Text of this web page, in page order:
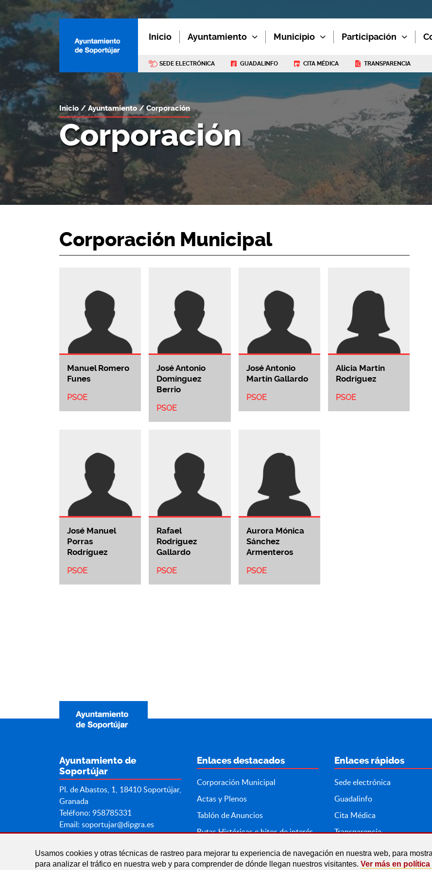
Usamos cookies y otras técnicas de rastreo para mejorar tu experiencia de navegación en nuestra web, para
para analizar el tráfico en nuestra web y para comprender de dónde llegan nuestros visitantes. Ver más en
Inicio Ayuntamiento Municipio Participación
SEDE ELECTRÓNICA GUADALINFO CITA MÉDICA TRANSPARENCIA
Corporación
Inicio Ayuntamiento Corporación
Corporación Municipal
Manuel Romero
Funes
PSOE
José Antonio
Domínguez
Berrio
PSOE
José Antonio
Martín Gallardo
PSOE
Alicia Martin
Rodríguez
PSOE
José Manuel
Porras
Rodríguez
PSOE
Rafael
Rodríguez
Gallardo
PSOE
Aurora Mónica
Sánchez
Armenteros
PSOE
Ayuntamiento de
Soportújar
Pl. de Abastos, 1, 18410 Soportújar,
Granada
Teléfono: 958785331
Email: soportujar@dipgra.es
Enlaces destacados
Corporación Municipal
Actas y Plenos
Tablón de Anuncios
Rutas Históricas e hitos de interés
Enlaces rápidos
Sede electrónica
Guadalinfo
Cita Médica
Transparencia